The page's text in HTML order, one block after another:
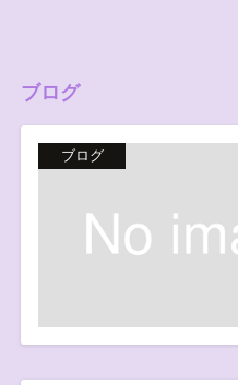
ブログ
ブログ